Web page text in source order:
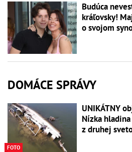
Budúca
kráľovsky!
o svojom
DOMÁCE SPRÁVY
FOTO
UNIKÁTNY
Nízka
z druhej